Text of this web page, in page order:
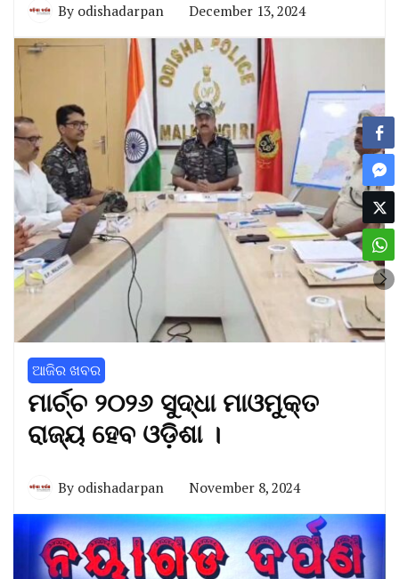
By odishadarpan December 13, 2024
ଆଜିର ଖବର
ମାର୍ଚ୍ଚ ୨୦୨୬ ସୁଦ୍ଧା ମାଓମୁକ୍ତ
ରାଜ୍ୟ ହେବ ଓଡ଼ିଶା ।
By odishadarpan November 8, 2024